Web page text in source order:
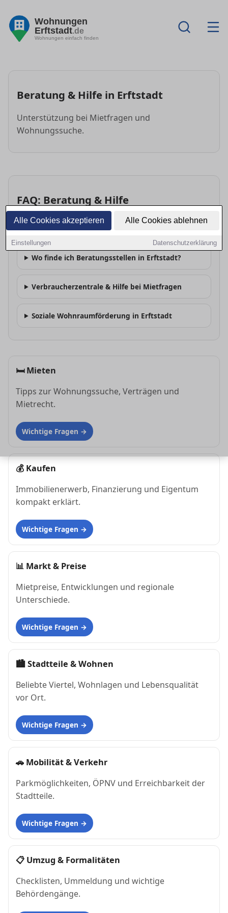
Alle Cookies akzeptieren Alle Cookies ablehnen
Einstellungen Datenschutzerklärung
Wohnungen
Erftstadt.de
Wohnungen einfach finden
Beratung & Hilfe in Erftstadt
Unterstützung bei Mietfragen und
Wohnungssuche.
FAQ: Beratung & Hilfe
Gibt es Mieterschutzvereine in Erftstadt?
Wo finde ich Beratungsstellen in Erftstadt?
Verbraucherzentrale & Hilfe bei Mietfragen
Soziale Wohnraumförderung in Erftstadt
🛏Mieten
Tipps zur Wohnungssuche, Verträgen und
Mietrecht.
Wichtige Fragen
💰 Kaufen
Immobilienerwerb, Finanzierung und Eigentum
kompakt erklärt.
Wichtige Fragen
📊 Markt & Preise
Mietpreise, Entwicklungen und regionale
Unterschiede.
Wichtige Fragen
🏙Stadtteile & Wohnen
Beliebte Viertel, Wohnlagen und Lebensqualität
vor Ort.
Wichtige Fragen
🚗 Mobilität & Verkehr
Parkmöglichkeiten, ÖPNV und Erreichbarkeit der
Stadtteile.
Wichtige Fragen
📋 Umzug & Formalitäten
Checklisten, Ummeldung und wichtige
Behördengänge.